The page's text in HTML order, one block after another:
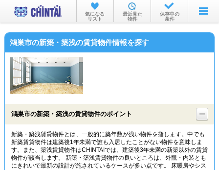
お部屋を探す
沿線・駅から
物件特集から
TOP
気になる
リスト
最近見た
物件
保存中の
条件
鴻巣市の新築・築浅の賃貸物件情報を探す
鴻巣市の新築・築浅の賃貸物件のポイント
新築・築浅賃貸物件とは、一般的に築年数が浅い物件を指します。中でも
新築賃貸物件は建築後1年未満で誰も入居したことがない物件を意味しま
す。また、築浅賃貸物件はCHINTAIでは、建築後3年未満の新築以外の賃貸
物件が該当します。 新築・築浅賃貸物件の良いところは、外観・内装とも
にきれいで最新の設計が施されているケースが多い点です。 床暖房やシス